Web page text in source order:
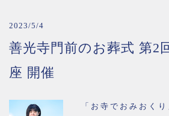
2023/5/4
善光寺門前のお葬式 第2
座 開催
「お寺でおみおく